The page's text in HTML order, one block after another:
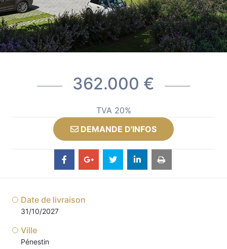
362.000 €
TVA 20%
DEMANDE D'INFOS
Date de livraison
31/10/2027
Ville
Pénestin